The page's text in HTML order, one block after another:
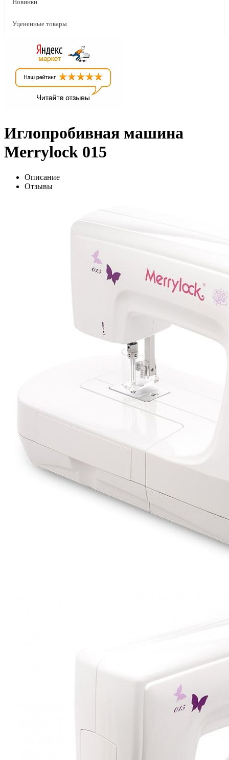
Новинки
Уцененные товары
Иглопробивная машина
Merrylock 015
Описание
Отзывы